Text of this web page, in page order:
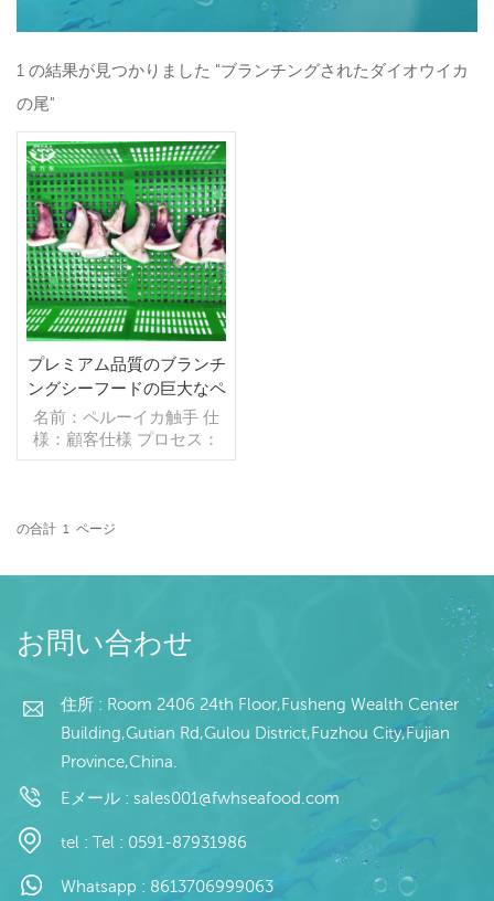
1 の結果が見つかりました "ブランチングされたダイオウイカ
の尾"
プレミアム品質のブランチ
ングシーフードの巨大なペ
ルーのイカの尾
名前：ペルーイカ触手 仕
様：顧客仕様 プロセス：
ブランチング グレージン
ッグ,10kg /織りバッグ
売モデル：卸売/輸出 min .
払い：TT/С確認された取
消不能のLCを一目で 発
起源：中国 ブランド：fu
wang hang
の合計 1 ページ
お問い合わせ
住所 : Room 2406 24th Floor,Fusheng Wealth Center
Building,Gutian Rd,Gulou District,Fuzhou City,Fujian
Province,China.
Eメール : sales001@fwhseafood.com
tel : Tel : 0591-87931986
Whatsapp : 8613706999063